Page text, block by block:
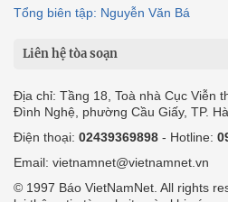
Tổng biên tập: Nguyễn Văn Bá
Liên hệ tòa soạn
Địa chỉ: Tầng 18, Toà nhà Cục Viễn
Đình Nghệ, phường Cầu Giấy, TP.
Điện thoại: 02439369898 - Hotline:
Email: vietnamnet@vietnamnet.vn
© 1997 Báo VietNamNet. All rights